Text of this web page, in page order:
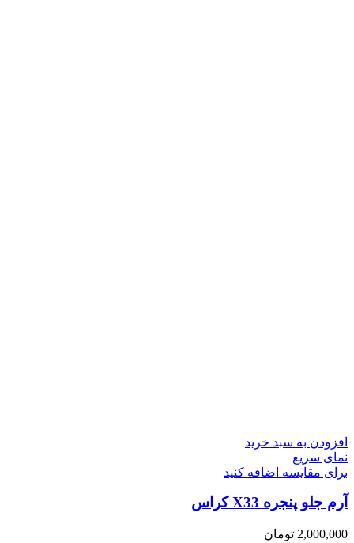
افزودن به سبد خرید
نمای سریع
برای مقایسه اضافه کنید
آرم جلو پنجره X33 کراس
2,000,000 تومان